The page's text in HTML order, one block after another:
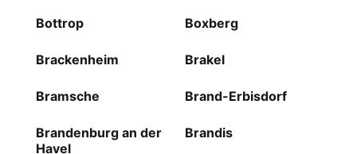
Bottrop Boxberg
Brackenheim Brakel
Bramsche Brand-Erbisdorf
Brandenburg an der
Havel
Brandis